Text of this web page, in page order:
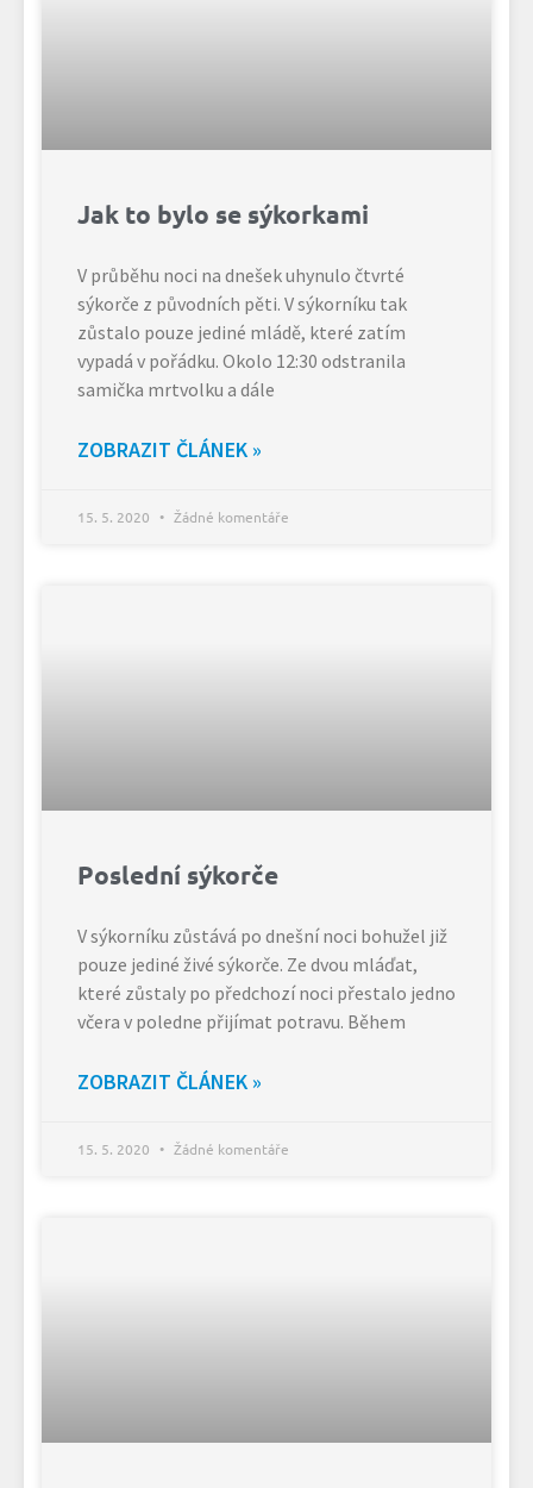
Jak to bylo se sýkorkami
V průběhu noci na dnešek uhynulo čtvrté
sýkorče z původních pěti. V sýkorníku tak
zůstalo pouze jediné mládě, které zatím
vypadá v pořádku. Okolo 12:30 odstranila
samička mrtvolku a dále
ZOBRAZIT ČLÁNEK »
15. 5. 2020 Žádné komentáře
Poslední sýkorče
V sýkorníku zůstává po dnešní noci bohužel již
pouze jediné živé sýkorče. Ze dvou mláďat,
které zůstaly po předchozí noci přestalo jedno
včera v poledne přijímat potravu. Během
ZOBRAZIT ČLÁNEK »
15. 5. 2020 Žádné komentáře